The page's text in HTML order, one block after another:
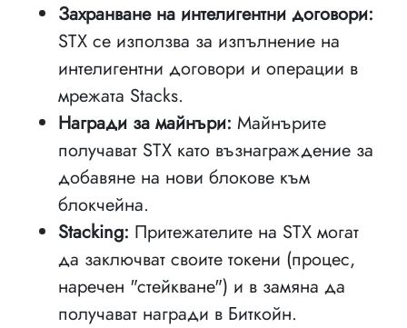
Захранване на интелигентни договори:
STX се използва за изпълнение на
интелигентни договори и операции в
мрежата Stacks.
Награди за майнъри: Майнърите
получават STX като възнаграждение за
добавяне на нови блокове към
блокчейна.
Stacking: Притежателите на STX могат
да заключват своите токени (процес,
наречен "стейкване") и в замяна да
получават награди в Биткойн.